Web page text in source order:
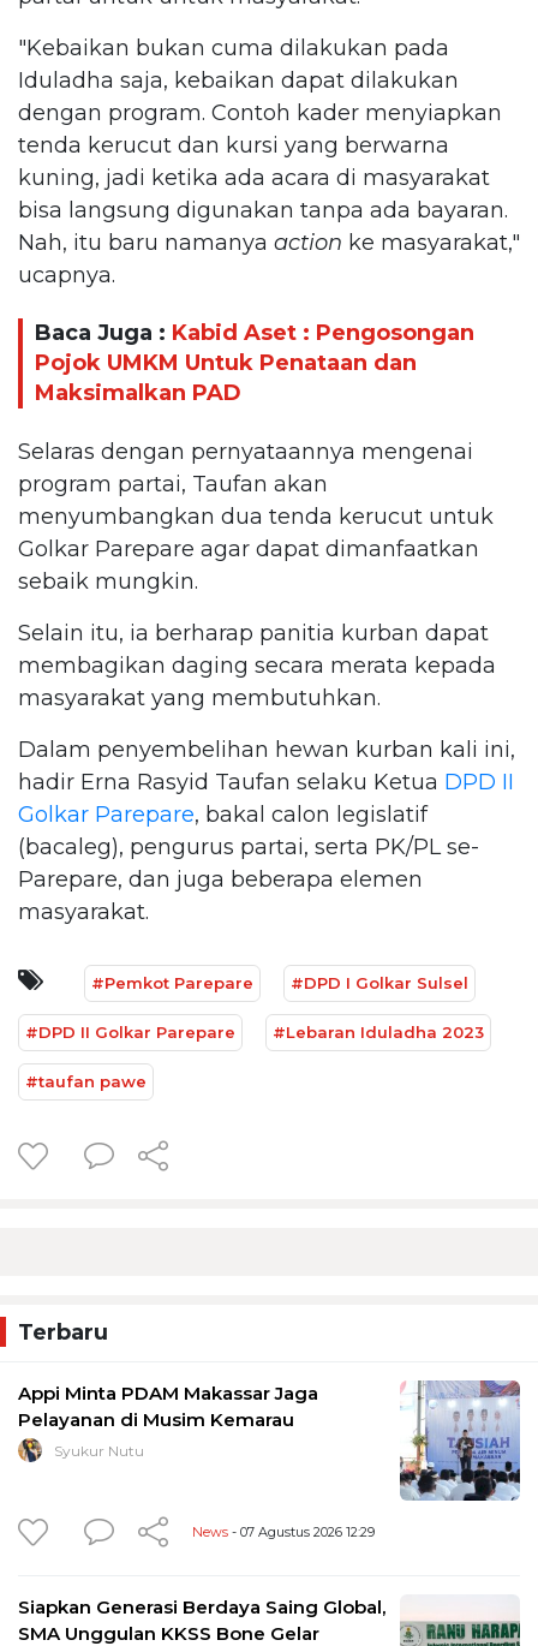
"Kebaikan bukan cuma dilakukan pada
Iduladha saja, kebaikan dapat dilakukan
dengan program. Contoh kader menyiapkan
tenda kerucut dan kursi yang berwarna
kuning, jadi ketika ada acara di masyarakat
bisa langsung digunakan tanpa ada bayaran.
Nah, itu baru namanya action ke masyarakat,"
ucapnya.
Baca Juga : Kabid Aset : Pengosongan
Pojok UMKM Untuk Penataan dan
Maksimalkan PAD
Selaras dengan pernyataannya mengenai
program partai, Taufan akan
menyumbangkan dua tenda kerucut untuk
Golkar Parepare agar dapat dimanfaatkan
sebaik mungkin.
Selain itu, ia berharap panitia kurban dapat
membagikan daging secara merata kepada
masyarakat yang membutuhkan.
Dalam penyembelihan hewan kurban kali ini,
hadir Erna Rasyid Taufan selaku Ketua DPD II
Golkar Parepare, bakal calon legislatif
(bacaleg), pengurus partai, serta PK/PL se-
Parepare, dan juga beberapa elemen
masyarakat.
#Pemkot Parepare #DPD I Golkar Sulsel
#DPD II Golkar Parepare #Lebaran Iduladha 2023
#taufan pawe
Terbaru
Appi Minta PDAM Makassar Jaga
Pelayanan di Musim Kemarau
Syukur Nutu
News - 07 Agustus 2026 12:29
Siapkan Generasi Berdaya Saing Global,
SMA Unggulan KKSS Bone Gelar